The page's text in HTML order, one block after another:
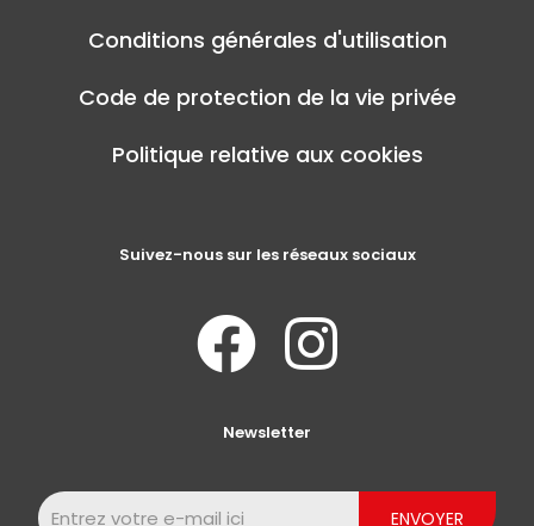
Conditions générales d'utilisation
Code de protection de la vie privée
Politique relative aux cookies
Suivez-nous sur les réseaux sociaux
Newsletter